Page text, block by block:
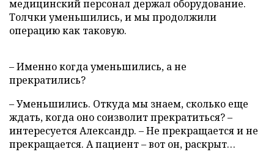
медицинский персонал держал оборудование.
Толчки уменьшились, и мы продолжили
операцию как таковую.
– Именно когда уменьшились, а не
прекратились?
– Уменьшились. Откуда мы знаем, сколько еще
ждать, когда оно соизволит прекратиться? –
интересуется Александр. – Не прекращается и не
прекращается. А пациент – вот он, раскрыт…